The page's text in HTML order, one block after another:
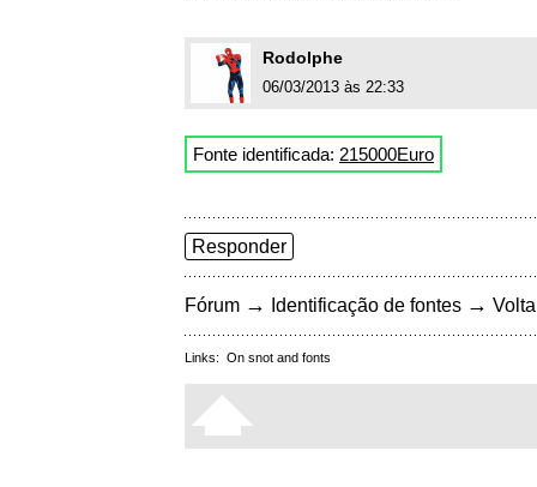
Rodolphe
06/03/2013 às 22:33
Fonte identificada: 215000Euro
Responder
Fórum → Identificação de fontes →
Links: On snot and fonts